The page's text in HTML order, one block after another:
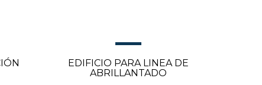
EDIFICIO PARA LINEA DE
ABRILLANTADO